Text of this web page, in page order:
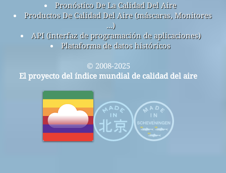
Pronóstico De La Calidad Del Aire
Productos De Calidad Del Aire (máscaras, Monitores
...)
API (interfaz de programación de aplicaciones)
Plataforma de datos históricos
© 2008-2025
El proyecto del índice mundial de calidad del aire